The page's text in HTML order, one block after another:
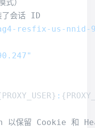
）
了会话 ID
resfix-us-nnid-
:
保留 Cookie 和